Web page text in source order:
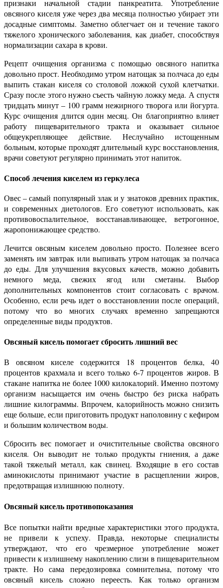
признаки начальной стадии панкреатита. Употребление
овсяного киселя уже через два месяца полностью убирает эти
досадные симптомы. Заметно облегчает он и течение такого
тяжелого хронического заболевания, как диабет, способствуя
нормализации сахара в крови.
Рецепт очищения организма с помощью овсяного напитка
довольно прост. Необходимо утром натощак за полчаса до еды
выпить стакан киселя со столовой ложкой сухой клетчатки.
Сразу после этого нужно съесть чайную ложку меда. А спустя
тридцать минут – 100 грамм нежирного творога или йогурта.
Курс очищения длится один месяц. Он благоприятно влияет
работу пищеварительного тракта и оказывает сильное
общеукрепляющее действие. Неслучайно истощенным
больным, которые проходят длительный курс восстановления,
врачи советуют регулярно принимать этот напиток.
Способ лечения киселем из геркулеса
Овес – самый популярный злак и у знатоков древних практик,
и современных диетологов. Его советуют использовать, как
противовоспалительное, восстанавливающее, ветрогонное,
жаропонижающее средство.
Лечится овсяным киселем довольно просто. Полезнее всего
заменять им завтрак или выпивать утром натощак за полчаса
до еды. Для улучшения вкусовых качеств, можно добавить
немного меда, свежих ягод или сметаны. Выбор
дополнительных компонентов стоит согласовать с врачом.
Особенно, если речь идет о восстановлении после операций,
потому что во многих случаях временно запрещаются
определенные виды продуктов.
Овсяный кисель помогает сбросить лишний вес
В овсяном киселе содержится 18 процентов белка, 40
процентов крахмала и всего только 6-7 процентов жиров. В
стакане напитка не более 1000 килокалорий. Именно поэтому
организм насыщается им очень быстро без риска набрать
лишние килограммы. Впрочем, калорийность можно снизить
еще больше, если приготовить продукт наполовину с кефиром
и большим количеством воды.
Сбросить вес помогает и очистительные свойства овсяного
киселя. Он выводит не только продукты гниения, а даже
такой тяжелый металл, как свинец. Входящие в его состав
аминокислоты принимают участие в расщеплении жиров,
предотвращая излишнюю полноту.
Овсяный кисель противопоказания
Все попытки найти вредные характеристики этого продукта,
не привели к успеху. Правда, некоторые специалисты
утверждают, что его чрезмерное употребление может
привести к излишнему накоплению слизи в пищеварительном
тракте. Но сама передозировка сомнительна, потому что
овсяный кисель сложно переесть. Как только организм